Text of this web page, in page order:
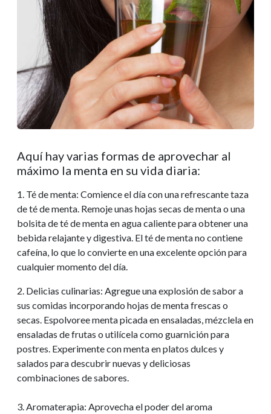
Aquí hay varias formas de aprovechar al
máximo la menta en su vida diaria:
1. Té de menta: Comience el día con una refrescante taza
de té de menta. Remoje unas hojas secas de menta o una
bolsita de té de menta en agua caliente para obtener una
bebida relajante y digestiva. El té de menta no contiene
cafeína, lo que lo convierte en una excelente opción para
cualquier momento del día.
2. Delicias culinarias: Agregue una explosión de sabor a
sus comidas incorporando hojas de menta frescas o
secas. Espolvoree menta picada en ensaladas, mézclela en
ensaladas de frutas o utilícela como guarnición para
postres. Experimente con menta en platos dulces y
salados para descubrir nuevas y deliciosas
combinaciones de sabores.
3. Aromaterapia: Aprovecha el poder del aroma